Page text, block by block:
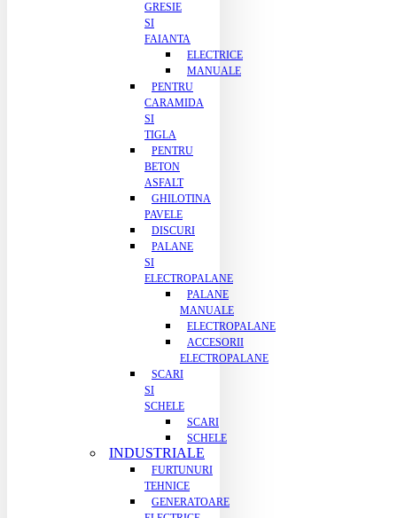
GRESIE
SI
FAIANTA
ELECTRICE
MANUALE
PENTRU
CARAMIDA
SI
TIGLA
PENTRU
BETON
ASFALT
GHILOTINA
PAVELE
DISCURI
PALANE
SI
ELECTROPALANE
PALANE
MANUALE
ELECTROPALANE
ACCESORII
ELECTROPALANE
SCARI
SI
SCHELE
SCARI
SCHELE
INDUSTRIALE
FURTUNURI
TEHNICE
GENERATOARE